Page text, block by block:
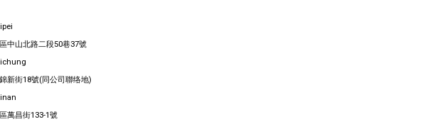
中山北路二段50巷37號
新街18號(同公司聯络地)
萬昌街133-1號